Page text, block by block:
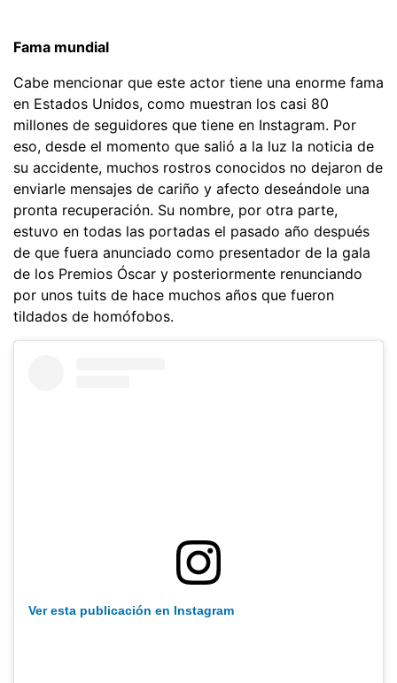
Fama mundial
Cabe mencionar que este actor tiene una enorme fama
en Estados Unidos, como muestran los casi 80
millones de seguidores que tiene en Instagram. Por
eso, desde el momento que salió a la luz la noticia de
su accidente, muchos rostros conocidos no dejaron de
enviarle mensajes de cariño y afecto deseándole una
pronta recuperación. Su nombre, por otra parte,
estuvo en todas las portadas el pasado año después
de que fuera anunciado como presentador de la gala
de los Premios Óscar y posteriormente renunciando
por unos tuits de hace muchos años que fueron
tildados de homófobos.
Ver esta publicación en Instagram